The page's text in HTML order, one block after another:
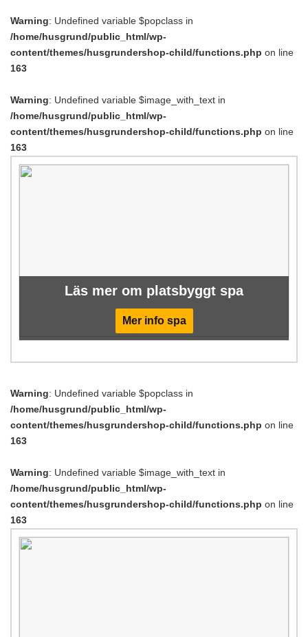
Warning: Undefined variable $popclass in
/home/husgrund/public_html/wp-
content/themes/husgrundershop-child/functions.php on line
163
Warning: Undefined variable $image_with_text in
/home/husgrund/public_html/wp-
content/themes/husgrundershop-child/functions.php on line
163
Läs mer om platsbyggt spa
Mer info spa
Warning: Undefined variable $popclass in
/home/husgrund/public_html/wp-
content/themes/husgrundershop-child/functions.php on line
163
Warning: Undefined variable $image_with_text in
/home/husgrund/public_html/wp-
content/themes/husgrundershop-child/functions.php on line
163